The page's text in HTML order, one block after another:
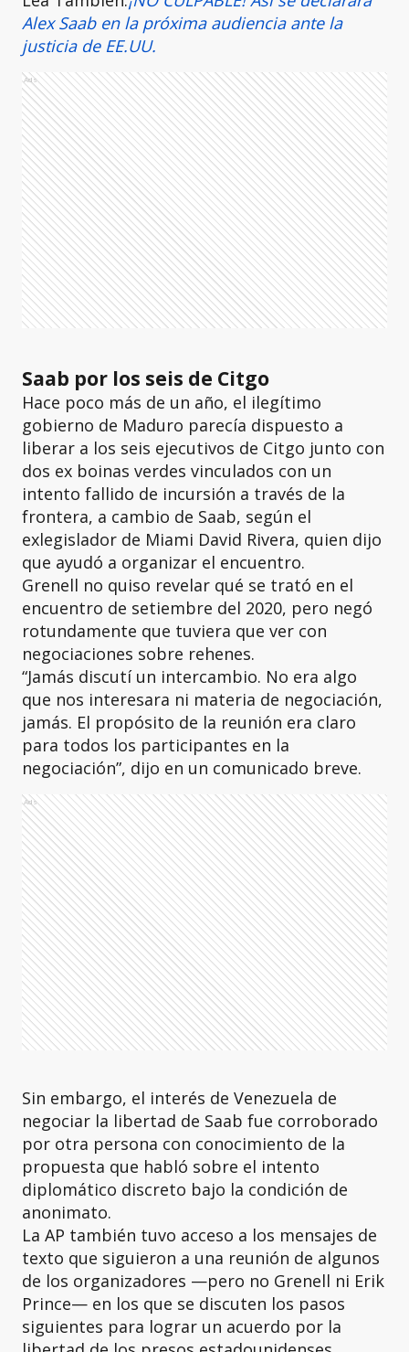
Alex Saab en la próxima audiencia ante la
justicia de EE.UU.
Ads
Saab por los seis de Citgo
Hace poco más de un año, el ilegítimo
gobierno de Maduro parecía dispuesto a
liberar a los seis ejecutivos de Citgo junto con
dos ex boinas verdes vinculados con un
intento fallido de incursión a través de la
frontera, a cambio de Saab, según el
exlegislador de Miami David Rivera, quien dijo
que ayudó a organizar el encuentro.
Grenell no quiso revelar qué se trató en el
encuentro de setiembre del 2020, pero negó
rotundamente que tuviera que ver con
negociaciones sobre rehenes.
“Jamás discutí un intercambio. No era algo
que nos interesara ni materia de negociación,
jamás. El propósito de la reunión era claro
para todos los participantes en la
negociación”, dijo en un comunicado breve.
Ads
Sin embargo, el interés de Venezuela de
negociar la libertad de Saab fue corroborado
por otra persona con conocimiento de la
propuesta que habló sobre el intento
diplomático discreto bajo la condición de
anonimato.
La AP también tuvo acceso a los mensajes de
texto que siguieron a una reunión de algunos
de los organizadores —pero no Grenell ni Erik
Prince— en los que se discuten los pasos
siguientes para lograr un acuerdo por la